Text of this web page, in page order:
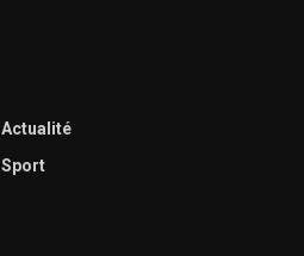
Actualité
Sport